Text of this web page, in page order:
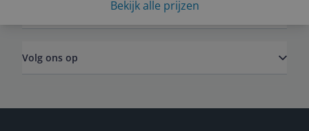
Bekijk alle prijzen
Volg ons op